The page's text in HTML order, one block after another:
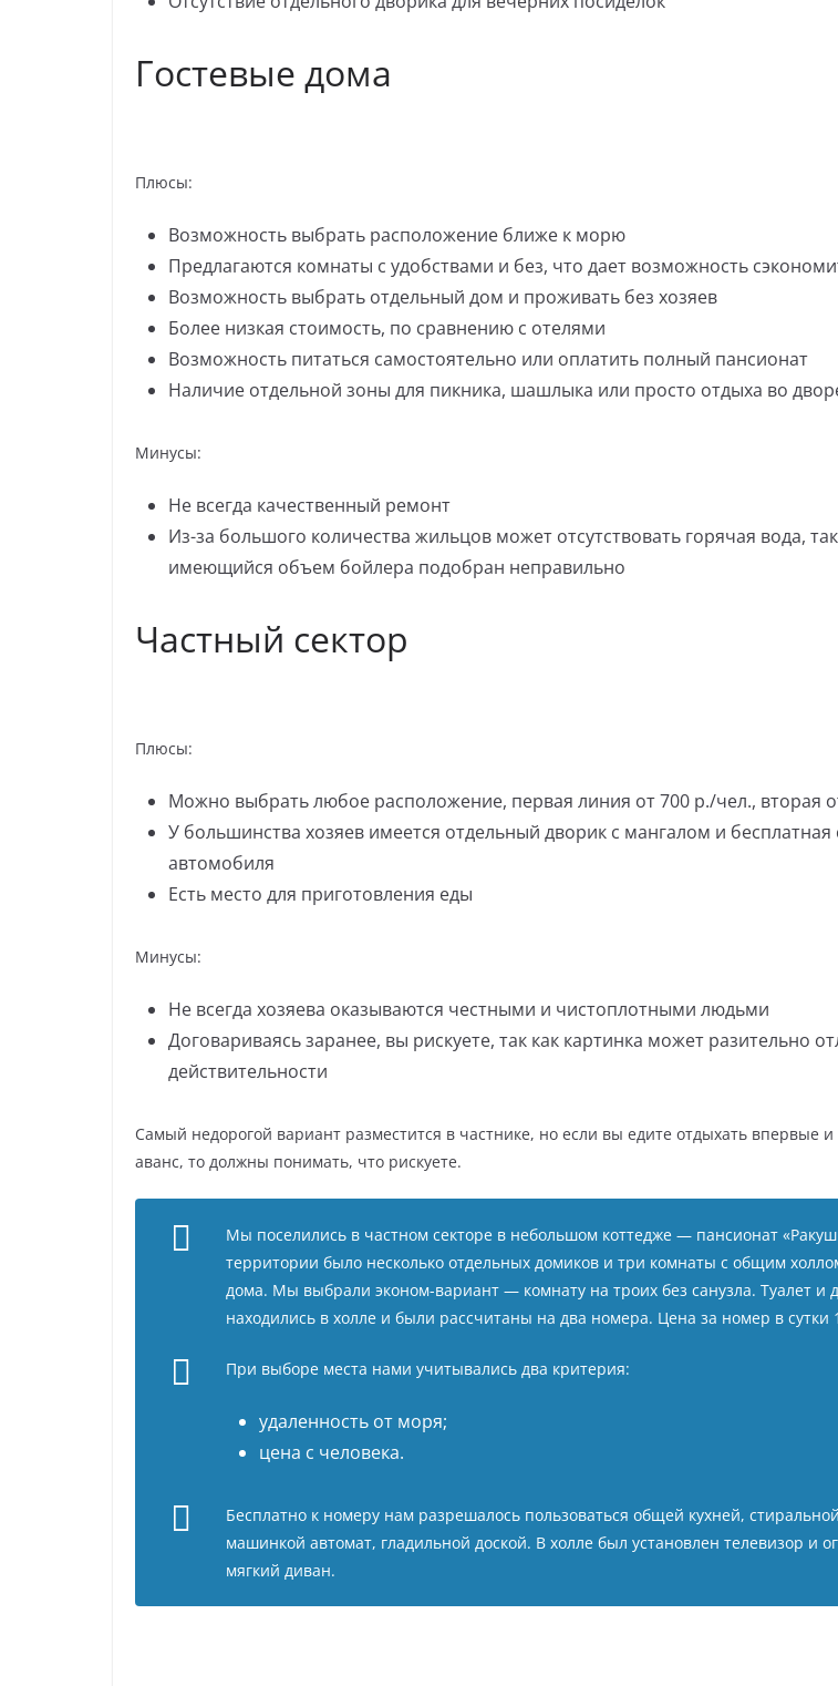
Гостевые дома
Плюсы:
Возможность выбрать расположение ближе к морю
Предлагаются комнаты с удобствами и без, что дает возможность
Возможность выбрать отдельный дом и проживать без хозяев
Более низкая стоимость, по сравнению с отелями
Возможность питаться самостоятельно или оплатить полный пансионат
Наличие отдельной зоны для пикника, шашлыка или просто отдыха во
Минусы:
Не всегда качественный ремонт
Из-за большого количества жильцов может отсутствовать горячая вода,
имеющийся объем бойлера подобран неправильно
Частный сектор
Плюсы:
Можно выбрать любое расположение, первая линия от 700 р./чел., вторая
У большинства хозяев имеется отдельный дворик с мангалом и бесплатная
автомобиля
Есть место для приготовления еды
Минусы:
Не всегда хозяева оказываются честными и чистоплотными людьми
Договариваясь заранее, вы рискуете, так как картинка может разительно
действительности
Самый недорогой вариант разместится в частнике, но если вы едите отдыхать впервые и
аванс, то должны понимать, что рискуете.
Мы поселились в частном секторе в небольшом коттедже — пансионат
территории было несколько отдельных домиков и три комнаты с общим
дома. Мы выбрали эконом-вариант — комнату на троих без санузла. Туалет и
находились в холле и были рассчитаны на два номера. Цена за номер в сутки
При выборе места нами учитывались два критерия:
удаленность от моря;
цена с человека.
Бесплатно к номеру нам разрешалось пользоваться общей кухней, стиральной
машинкой автомат, гладильной доской. В холле был установлен телевизор и
мягкий диван.